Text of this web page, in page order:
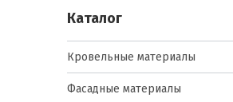
Каталог
Кровельные материалы
Фасадные материалы